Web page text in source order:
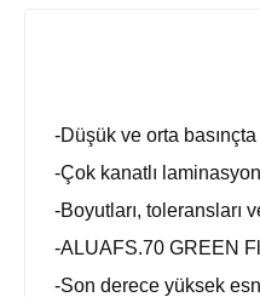
-Düşük ve orta
-Çok kanatlı
-Boyutları, toleransları
-ALUAFS.70 GREEN
-Son derece yüksek